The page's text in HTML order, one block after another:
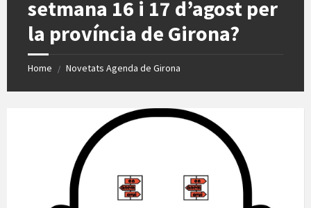
setmana 16 i 17 d’agost per
la província de Girona?
Home / Novetats Agenda de Girona